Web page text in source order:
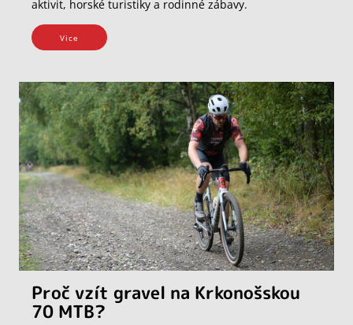
aktivit, horské turistiky a rodinné zábavy.
Vice
Proč vzít gravel na Krkonošskou
70 MTB?